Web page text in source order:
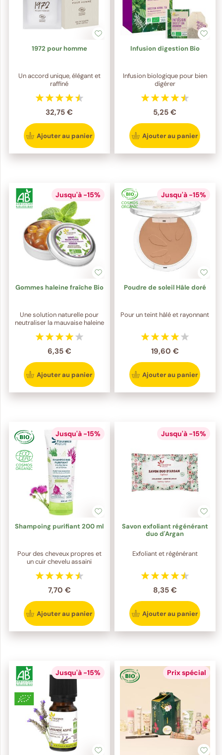
1972 pour homme
Un accord unique, élégant et
raffiné
32,75 €
Ajouter au panier
Infusion digestion Bio
Infusion biologique pour bien
digérer
5,25 €
Ajouter au panier
Jusqu'à -15%
Gommes haleine fraîche Bio
Une solution naturelle pour
neutraliser la mauvaise haleine
6,35 €
Ajouter au panier
Jusqu'à -15%
Poudre de soleil Hâle doré
Pour un teint hâlé et rayonnant
19,60 €
Ajouter au panier
Jusqu'à -15%
Shampoing purifiant 200 ml
Pour des cheveux propres et
un cuir chevelu assaini
7,70 €
Ajouter au panier
Jusqu'à -15%
Savon exfoliant régénérant
duo d'Argan
Exfoliant et régénérant
8,35 €
Ajouter au panier
Jusqu'à -15% Prix spécial